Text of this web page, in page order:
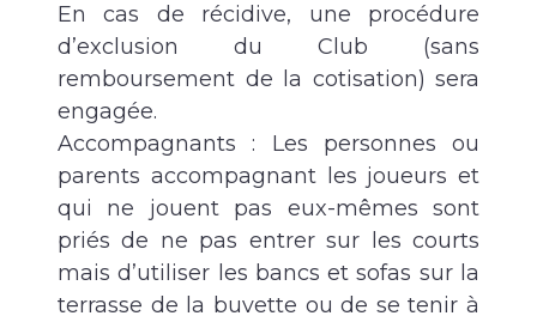
En cas de récidive, une procédure
d’exclusion du Club (sans
remboursement de la cotisation) sera
engagée.
Accompagnants : Les personnes ou
parents accompagnant les joueurs et
qui ne jouent pas eux-mêmes sont
priés de ne pas entrer sur les courts
mais d’utiliser les bancs et sofas sur la
terrasse de la buvette ou de se tenir à